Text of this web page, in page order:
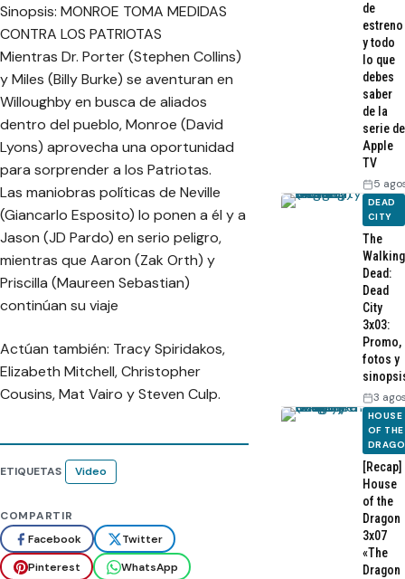
Sinopsis: MONROE TOMA MEDIDAS
CONTRA LOS PATRIOTAS
Mientras Dr. Porter (Stephen Collins)
y Miles (Billy Burke) se aventuran en
Willoughby en busca de aliados
dentro del pueblo, Monroe (David
Lyons) aprovecha una oportunidad
para sorprender a los Patriotas.
Las maniobras políticas de Neville
(Giancarlo Esposito) lo ponen a él y a
Jason (JD Pardo) en serio peligro,
mientras que Aaron (Zak Orth) y
Priscilla (Maureen Sebastian)
continúan su viaje
Actúan también: Tracy Spiridakos,
Elizabeth Mitchell, Christopher
Cousins, Mat Vairo y Steven Culp.
ETIQUETAS Video
COMPARTIR
Facebook
Twitter
Pinterest
WhatsApp
de
estreno
y todo
lo que
debes
saber
de la
serie de
Apple
TV
5
DEAD
CITY
The
Walking
Dead:
Dead
City
3x03:
Promo,
fotos y
3
HOUSE
OF THE
[Recap]
House
of the
Dragon
3x07
«The
Dragon